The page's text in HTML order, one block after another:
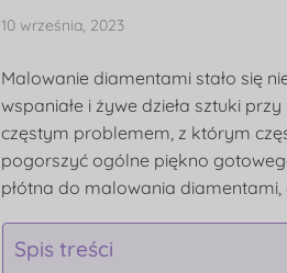
10 września, 2023
Malowanie diamentami stało się
wspaniałe i żywe dzieła sztuki
częstym problemem, z którym
pogorszyć ogólne piękno
płótna do malowania
Spis treści